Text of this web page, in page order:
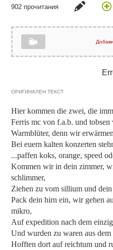
902 прочитания
ОРИГИНАЛЕН ТЕКСТ
Hier kommen die zwei, die
Ferris mc von f.a.b. und tobsen
Warmblüter, denn wir
Bei euern kalten konzerten
...paffen koks, orange, speed
Kommen wir in dein zimmer,
schlimmer,
Ziehen zu vom sillium und
Pack dein hirn ein, wir gehen
mikro,
Auf expedition nach dem
Und wurden zu waren aus dem
Hofften dort auf reichtum und